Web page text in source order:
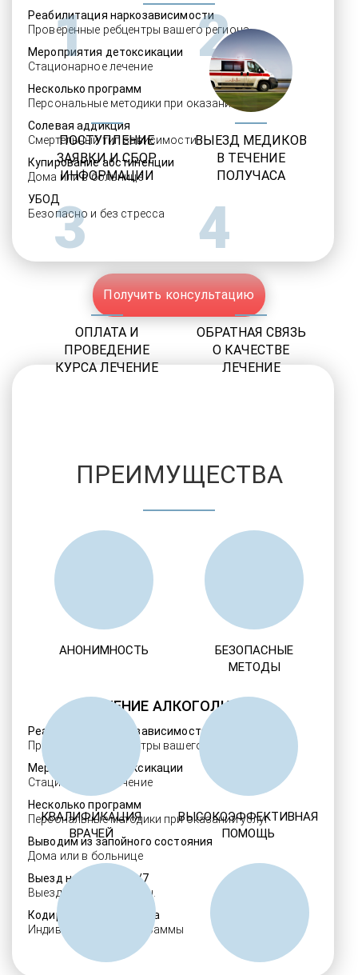
Реабилитация наркозависимости
Проверенные ребцентры вашего региона
Мероприятия детоксикации
Стационарное лечение
Несколько программ
Персональные методики при оказании услуг
Солевая аддикция
Смертельный тип зависимости
Купирование абстиненции
Дома или в больнице
УБОД
Безопасно и без стресса
Получить консультацию
ЛЕЧЕНИЕ АЛКОГОЛИЗМА
Реабилитация алкозависимости
Проверенные ребцентры вашего региона
Мероприятия детоксикации
Стационарное лечение
Несколько программ
Персональные методики при оказании услуг
Выводим из запойного состояния
Дома или в больнице
Выезд нарколога 24/7
Выезд в течение 30 мин.
Кодировка алкоголизма
Индивидуальные программы
1
ПОСТУПЛЕНИЕ
ЗАЯВКИ И СБОР
ИНФОРМАЦИИ
2
ВЫЕЗД МЕДИКОВ
В ТЕЧЕНИЕ
ПОЛУЧАСА
3
ОПЛАТА И
ПРОВЕДЕНИЕ
КУРСА ЛЕЧЕНИЕ
4
ОБРАТНАЯ СВЯЗЬ
О КАЧЕСТВЕ
ЛЕЧЕНИЕ
ПРЕИМУЩЕСТВА
АНОНИМНОСТЬ
БЕЗОПАСНЫЕ
МЕТОДЫ
КВАЛИФИКАЦИЯ
ВРАЧЕЙ
ВЫСОКОЭФФЕКТИВНАЯ
ПОМОЩЬ